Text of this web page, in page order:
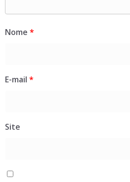
Nome *
E-mail *
Site